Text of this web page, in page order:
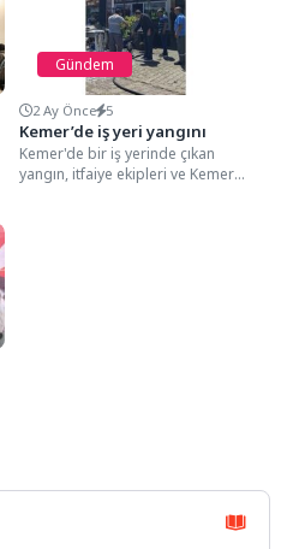
Gündem
2 Ay Önce 5
Kemer’de iş yeri yangını
Kemer'de bir iş yerinde çıkan
yangın, itfaiye ekipleri ve Kemer